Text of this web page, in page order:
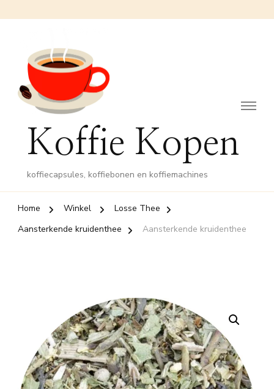
Koffie Kopen
koffiecapsules, koffiebonen en koffiemachines
Home Winkel
Losse Thee
Aansterkende kruidenthee
Aansterkende kruidenthee